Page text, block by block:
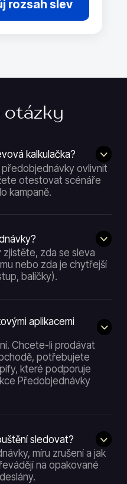
rozsah slev
otázky
kalkulačka?
předobjednávky ovlivnit
otestovat scénáře
kampaně.
zjistěte, zda se sleva
nebo zda je chytřejší
balíčky).
aplikacemi
Chcete-li prodávat
potřebujete
které podporuje
Předobjednávky
sledovat?
míru zrušení a jak
na opakované